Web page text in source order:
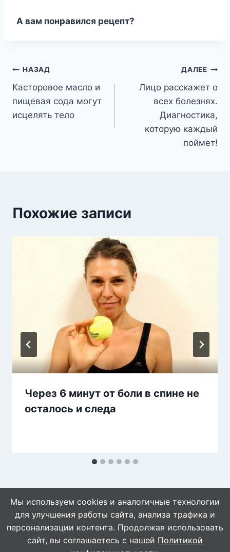
А вам понравился рецепт?
Навигация
по
записям
НАЗАД
Касторовое масло и
пищевая сода могут
исцелять тело
ДАЛЕЕ
Лицо расскажет о
всех болезнях.
Диагностика,
которую каждый
поймет!
Похожие записи
Через 6 минут от боли в спине не
осталось и следа
© 2026 Знахарушка - все о здоровье!
Мы используем cookies и аналогичные технологии
для улучшения работы сайта, анализа трафика и
персонализации контента. Продолжая использовать
сайт, вы соглашаетесь с нашей Политикой